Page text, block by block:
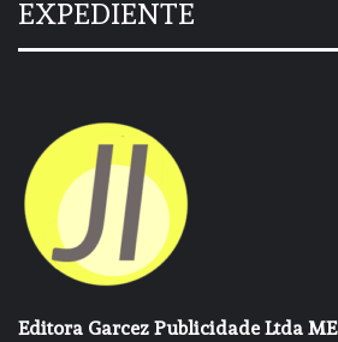
EXPEDIENTE
Editora Garcez Publicidade Ltda ME